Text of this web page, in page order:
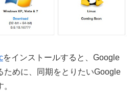
をインストールすると、Google
ために、同期をとりたいGoogle